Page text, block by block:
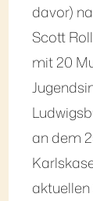
davor)
Scott
mit 20
an dem